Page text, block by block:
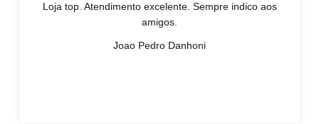
Loja top. Atendimento excelente. Sempre indico aos
amigos.
Joao Pedro Danhoni